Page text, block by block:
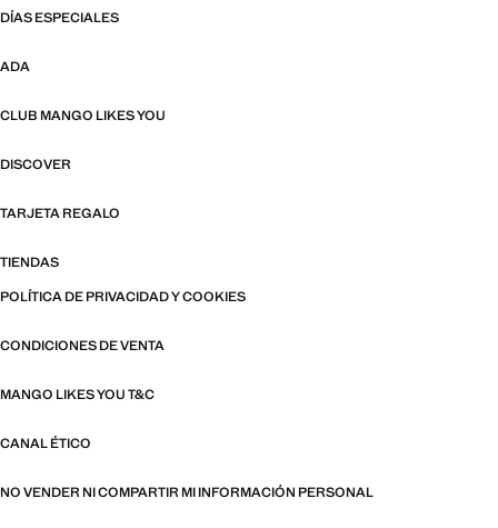
DÍAS ESPECIALES
ADA
CLUB MANGO LIKES YOU
DISCOVER
TARJETA REGALO
TIENDAS
POLÍTICA DE PRIVACIDAD Y COOKIES
CONDICIONES DE VENTA
MANGO LIKES YOU T&C
CANAL ÉTICO
NO VENDER NI COMPARTIR MI INFORMACIÓN PERSONAL